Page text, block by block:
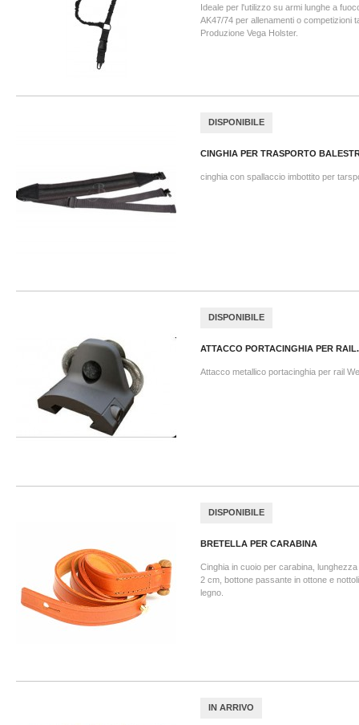
Ideale per l'utilizzo su armi lunghe a
AK47/74 per allenamenti o competizioni
Produzione Vega Holster.
DISPONIBILE
CINGHIA PER TRASPORTO
cinghia con spallaccio imbottito per
DISPONIBILE
ATTACCO PORTACINGHIA PER
Attacco metallico portacinghia per rail
DISPONIBILE
BRETELLA PER CARABINA
Cinghia in cuoio per carabina,
2 cm, bottone passante in ottone e
legno.
IN ARRIVO